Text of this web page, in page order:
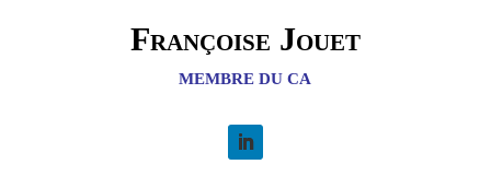
Françoise Jouet
MEMBRE DU CA